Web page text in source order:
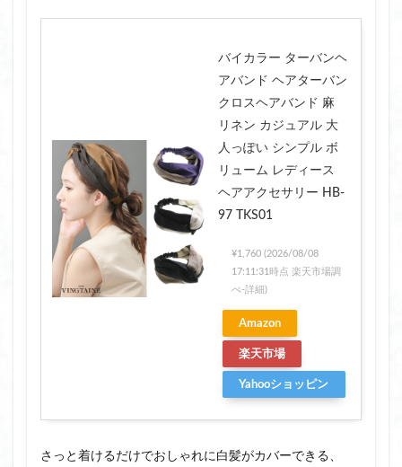
バイカラー ターバンヘ
アバンド ヘアターバン
クロスヘアバンド 麻
リネン カジュアル 大
人っぽい シンプル ボ
リューム レディース
ヘアアクセサリー HB-
97 TKS01
¥1,760 (2026/08/08
17:11:31時点 楽天市場調
べ-詳細)
Amazon
楽天市場
Yahooショッピン
さっと着けるだけでおしゃれに白髪がカバーできる、